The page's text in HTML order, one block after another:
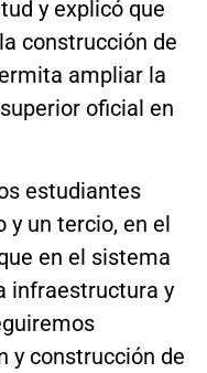
y explicó que
construcción de
ampliar la
oficial en
estudiantes
y un tercio, en el
en el sistema
infraestructura y
y construcción de